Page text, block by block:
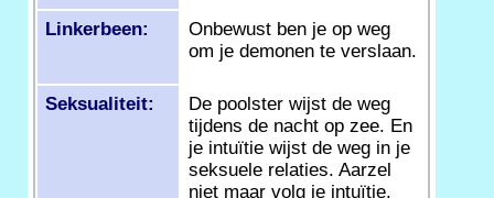
Linkerbeen:
Onbewust ben je op weg
om je demonen te verslaan.
Seksualiteit:
De poolster wijst de weg
tijdens de nacht op zee. En
je intuïtie wijst de weg in je
seksuele relaties. Aarzel
niet maar volg je intuïtie.